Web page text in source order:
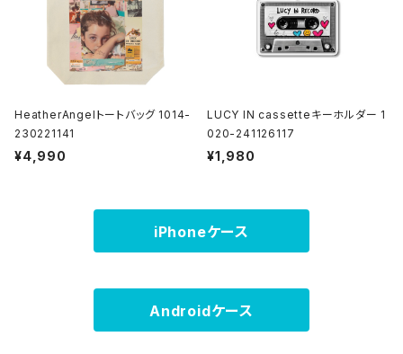
HeatherAngelトートバッグ 1014-
230221141
¥4,990
LUCY IN cassetteキーホルダー 1
020-241126117
¥1,980
iPhoneケース
Androidケース